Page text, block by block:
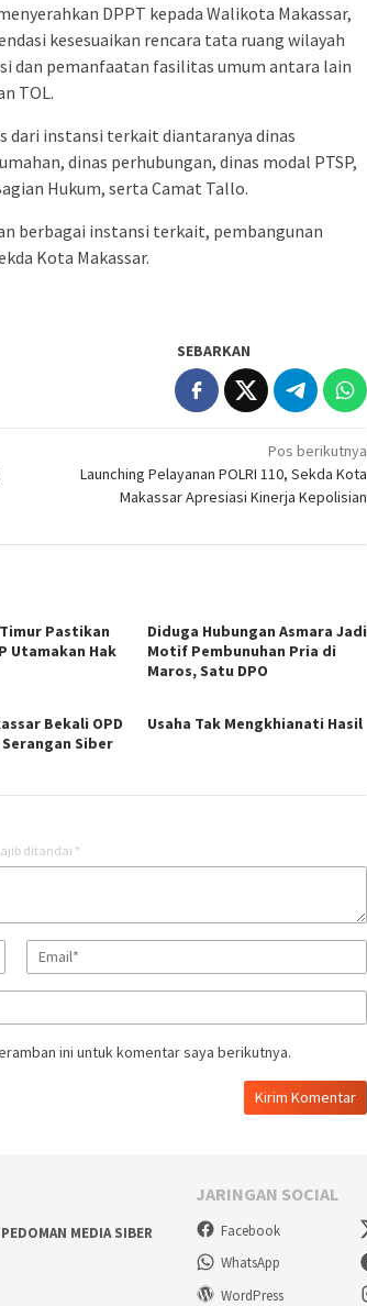
DPPT kepada Walikota Makassar,
kesesuaikan rencara tata ruang wilayah
dan pemanfaatan fasilitas umum antara lain
TOL.
dari instansi terkait diantaranya dinas
dinas perhubungan, dinas modal PTSP,
Hukum, serta Camat Tallo.
berbagai instansi terkait, pembangunan
Kota Makassar.
SEBARKAN
Pos berikutnya
Launching Pelayanan POLRI 110, Sekda Kota
Makassar Apresiasi Kinerja Kepolisian
Pastikan
Utamakan Hak
Diduga Hubungan Asmara Jadi
Motif Pembunuhan Pria di
Maros, Satu DPO
Bekali OPD
Siber
Usaha Tak Mengkhianati Hasil
ditandai *
ini untuk komentar saya berikutnya.
PEDOMAN MEDIA SIBER
JARINGAN SOCIAL
Facebook
WhatsApp
WordPress